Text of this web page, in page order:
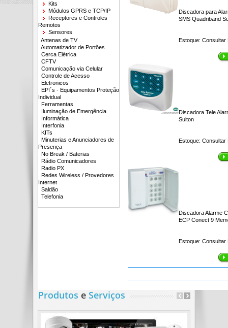
Kits
Módulos GPRS e TCP/IP
Receptores e Controles
Remotos
Sensores
Antenas de TV
Automatizador de Portões
Cerca Elétrica
CFTV
Comunicação via Celular
Controle de Acesso
Eletronicos
EPI´s - Equipamentos Proteção
Individual
Ferramentas
Iluminação de Emergência
Informática
Interfonia
KITs
Minuterias e Anunciadores de
Presença
No Break / Baterias
Rádio Comunicadores
Radio PX
Redes Wireless / Provedores
Internet
Saldão
Telefonia
Discadora para
SMS Quadriband
Estoque: Consultar
Discadora Tele
Sulton
Estoque: Consultar
Discadora Alarme
ECP Conect 9
Estoque: Consultar
Produtos e Serviços